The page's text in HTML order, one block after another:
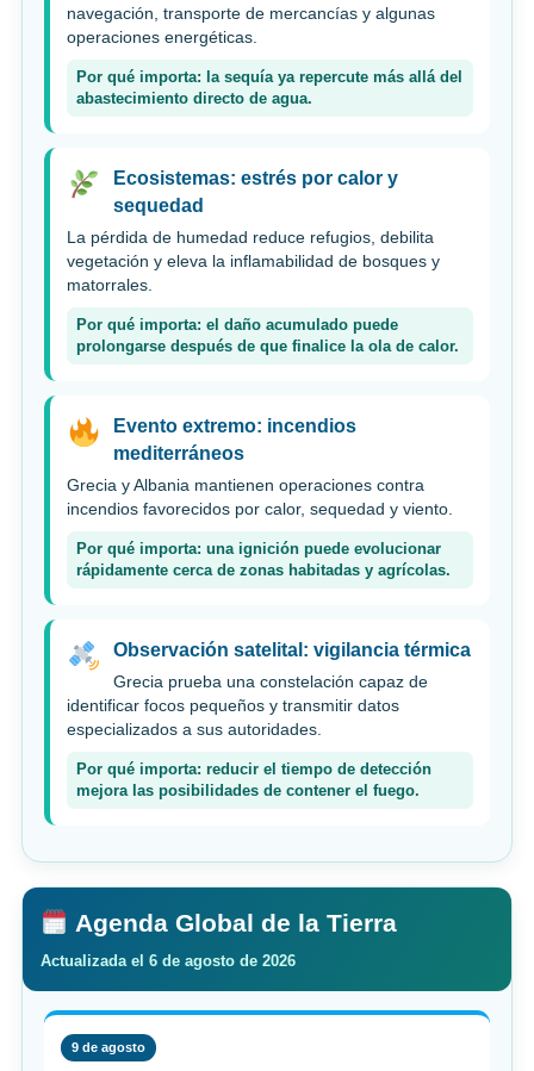
navegación, transporte de mercancías y algunas
operaciones energéticas.
Por qué importa: la sequía ya repercute más allá del
abastecimiento directo de agua.
Ecosistemas: estrés por calor y
sequedad
La pérdida de humedad reduce refugios, debilita
vegetación y eleva la inflamabilidad de bosques y
matorrales.
Por qué importa: el daño acumulado puede
prolongarse después de que finalice la ola de calor.
Evento extremo: incendios
mediterráneos
Grecia y Albania mantienen operaciones contra
incendios favorecidos por calor, sequedad y viento.
Por qué importa: una ignición puede evolucionar
rápidamente cerca de zonas habitadas y agrícolas.
Observación satelital: vigilancia térmica
Grecia prueba una constelación capaz de
identificar focos pequeños y transmitir datos
especializados a sus autoridades.
Por qué importa: reducir el tiempo de detección
mejora las posibilidades de contener el fuego.
Agenda Global de la Tierra
Actualizada el 6 de agosto de 2026
9 de agosto